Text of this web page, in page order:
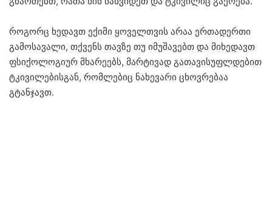
როგორც ხედავთ ექიმი ყოველთვის არაა ერთადერთი
გამოსავალი, თქვენს თავზე თუ იმუშავებთ და მიხედავთ
ფსიქოლოგიურ მხარეებს, მარტივად გათავისუფლდებით
ტკივილებისგან, რომლებიც ნახევარი ცხოვრებაა
გტანჯავთ.